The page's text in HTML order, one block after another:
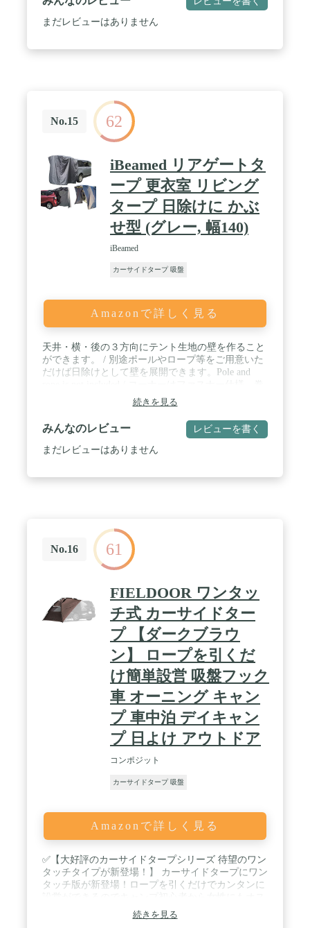
ております
まだレビューはありません
No.15 62
iBeamed リアゲートタ
ープ 更衣室 リビング
タープ 日除けに かぶ
せ型 (グレー, 幅140)
iBeamed
カーサイドタープ 吸盤
Amazonで詳しく見る
天井・横・後の３方向にテント生地の壁を作ること
ができます。 / 別途ポールやロープ等をご用意いた
だけば日除けとして壁を展開できます。Pole and
き上げて固定するバンド付き。 / 天井幅140cm、天
井奥行170cm、壁高180cm、重量1.4kg / ※車体に密
着する仕様となっております。車体に擦れや汚れを
発生させる可能性が有ります。予めご了承の上でご
使用ください。使用によって生じた損害であっても
続きを見る
みんなのレビュー レビューを書く
まだレビューはありません
No.16 61
FIELDOOR ワンタッ
チ式 カーサイドター
プ 【ダークブラウ
ン】 ロープを引くだ
け簡単設営 吸盤フック
車 オーニング キャン
プ 車中泊 デイキャン
プ 日よけ アウトドア
コンポジット
カーサイドタープ 吸盤
Amazonで詳しく見る
✅【大好評のカーサイドタープシリーズ 待望のワン
タッチタイプが新登場！】 カーサイドタープにワン
タッチ版が新登場！ロープを引くだけでカンタンに
スメです。 ✅【キャンプ初心者や女子キャンプに
も！ (約)15秒で簡単に組み立て可能！】 組み立ての
続きを見る